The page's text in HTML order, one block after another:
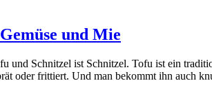
und Mie
und Schnitzel ist Schnitzel. Tofu ist ein
oder frittiert. Und man bekommt ihn auch